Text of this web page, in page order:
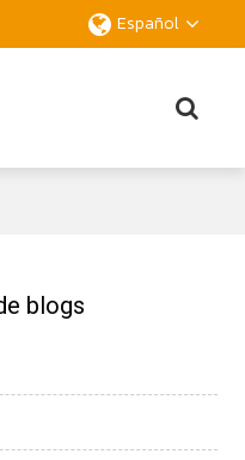
Español
blogs